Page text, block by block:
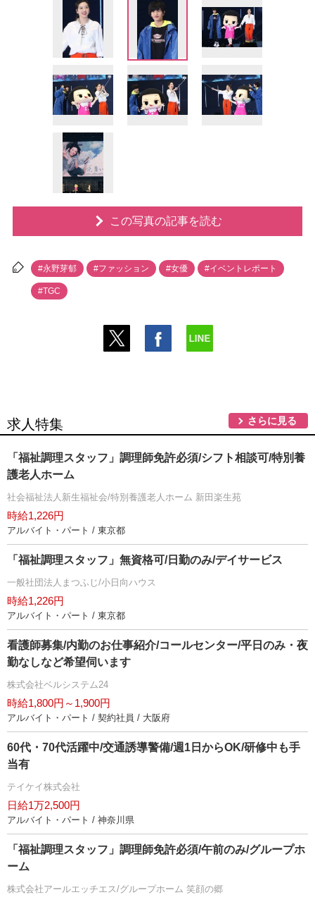
この写真の記事を読む
#永野芽郁 #ファッション #女優 #イベントレポート
#TGC
求人特集 さらに見る
「福祉調理スタッフ」調理師免許必須/シフト相談可/特別養
護老人ホーム
社会福祉法人新生福祉会/特別養護老人ホーム 新田楽生苑
時給1,226円
アルバイト・パート / 東京都
「福祉調理スタッフ」無資格可/日勤のみ/デイサービス
一般社団法人まつふじ/小日向ハウス
時給1,226円
アルバイト・パート / 東京都
看護師募集/内勤のお仕事紹介/コールセンター/平日のみ・夜
勤なしなど希望伺います
株式会社ベルシステム24
時給1,800円～1,900円
アルバイト・パート / 契約社員 / 大阪府
60代・70代活躍中/交通誘導警備/週1日からOK/研修中も手
当有
テイケイ株式会社
日給1万2,500円
アルバイト・パート / 神奈川県
「福祉調理スタッフ」調理師免許必須/午前のみ/グループホ
ーム
株式会社アールエッチエス/グループホーム 笑顔の郷